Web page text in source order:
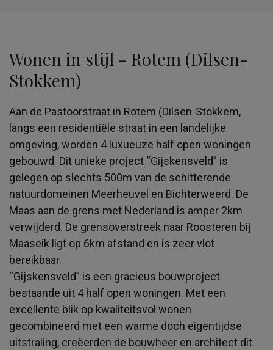
Wonen in stijl - Rotem (Dilsen-
Stokkem)
Aan de Pastoorstraat in Rotem (Dilsen-Stokkem,
langs een residentiële straat in een landelijke
omgeving, worden 4 luxueuze half open woningen
gebouwd. Dit unieke project “Gijskensveld” is
gelegen op slechts 500m van de schitterende
natuurdomeinen Meerheuvel en Bichterweerd. De
Maas aan de grens met Nederland is amper 2km
verwijderd. De grensoverstreek naar Roosteren bij
Maaseik ligt op 6km afstand en is zeer vlot
bereikbaar.
“Gijskensveld” is een gracieus bouwproject
bestaande uit 4 half open woningen. Met een
excellente blik op kwaliteitsvol wonen
gecombineerd met een warme doch eigentijdse
uitstraling, creëerden de bouwheer en architect dit